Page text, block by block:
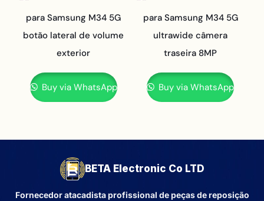
para Samsung M34 5G
botão lateral de volume
exterior
Buy via WhatsApp
para Samsung M34 5G
ultrawide câmera
traseira 8MP
Buy via WhatsApp
BETA Electronic Co LTD
Fornecedor atacadista profissional de peças de reposição